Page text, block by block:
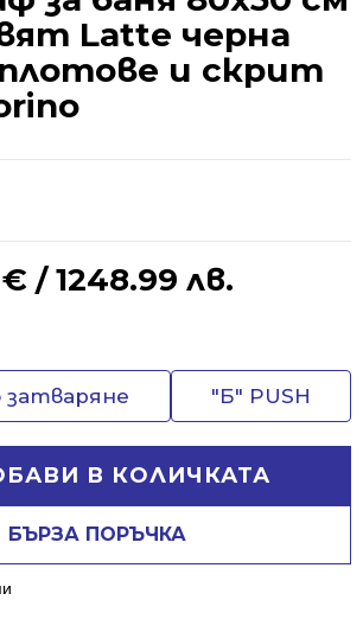
Latte черна
и скрит
€ / 1248.99 лв.
затваряне "Б" PUSH
В КОЛИЧКАТА
БЪРЗА ПОРЪЧКА